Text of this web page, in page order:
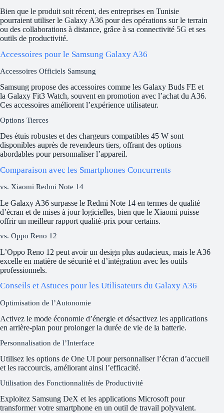
Bien que le produit soit récent, des entreprises en Tunisie
pourraient utiliser le Galaxy A36 pour des opérations sur le terrain
ou des collaborations à distance, grâce à sa connectivité 5G et ses
outils de productivité.
Accessoires pour le Samsung Galaxy A36
Accessoires Officiels Samsung
Samsung propose des accessoires comme les Galaxy Buds FE et
la Galaxy Fit3 Watch, souvent en promotion avec l’achat du A36.
Ces accessoires améliorent l’expérience utilisateur.
Options Tierces
Des étuis robustes et des chargeurs compatibles 45 W sont
disponibles auprès de revendeurs tiers, offrant des options
abordables pour personnaliser l’appareil.
Comparaison avec les Smartphones Concurrents
vs. Xiaomi Redmi Note 14
Le Galaxy A36 surpasse le Redmi Note 14 en termes de qualité
d’écran et de mises à jour logicielles, bien que le Xiaomi puisse
offrir un meilleur rapport qualité-prix pour certains.
vs. Oppo Reno 12
L’Oppo Reno 12 peut avoir un design plus audacieux, mais le A36
excelle en matière de sécurité et d’intégration avec les outils
professionnels.
Conseils et Astuces pour les Utilisateurs du Galaxy A36
Optimisation de l’Autonomie
Activez le mode économie d’énergie et désactivez les applications
en arrière-plan pour prolonger la durée de vie de la batterie.
Personnalisation de l’Interface
Utilisez les options de One UI pour personnaliser l’écran d’accueil
et les raccourcis, améliorant ainsi l’efficacité.
Utilisation des Fonctionnalités de Productivité
Exploitez Samsung DeX et les applications Microsoft pour
transformer votre smartphone en un outil de travail polyvalent.